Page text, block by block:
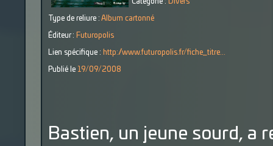
Type de reliure : Album cartonné
Éditeur : Futuropolis
Lien spécifique : http://www.futuropolis.fr/fiche_titre...
Publié le 19/09/2008
Bastien, un jeune sourd, a